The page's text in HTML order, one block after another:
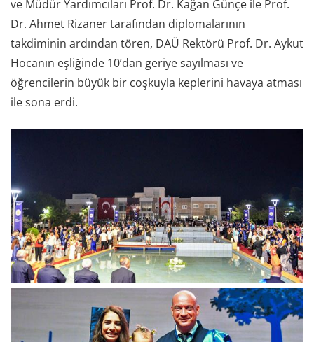
ve Müdür Yardımcıları Prof. Dr. Kağan Günçe ile Prof.
Dr. Ahmet Rizaner tarafından diplomalarının
takdiminin ardından tören, DAÜ Rektörü Prof. Dr. Aykut
Hocanın eşliğinde 10’dan geriye sayılması ve
öğrencilerin büyük bir coşkuyla keplerini havaya atması
ile sona erdi.